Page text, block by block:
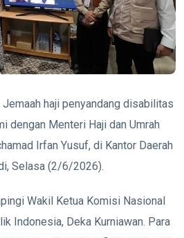
Jemaah haji penyandang disabilitas
dengan Menteri Haji dan Umrah
Irfan Yusuf, di Kantor Daerah
Selasa (2/6/2026).
Wakil Ketua Komisi Nasional
Indonesia, Deka Kurniawan. Para